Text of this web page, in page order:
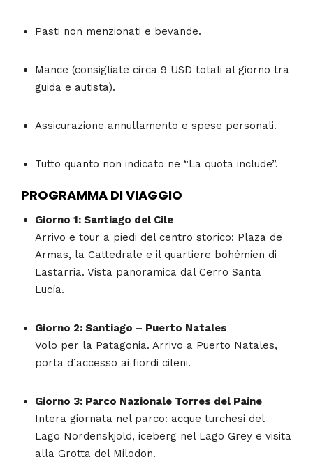
Pasti non menzionati e bevande.
Mance (consigliate circa 9 USD totali al giorno tra
guida e autista).
Assicurazione annullamento e spese personali.
Tutto quanto non indicato ne “La quota include”.
PROGRAMMA DI VIAGGIO
Giorno 1: Santiago del Cile
Arrivo e tour a piedi del centro storico: Plaza de
Armas, la Cattedrale e il quartiere bohémien di
Lastarria. Vista panoramica dal Cerro Santa
Lucía.
Giorno 2: Santiago – Puerto Natales
Volo per la Patagonia. Arrivo a Puerto Natales,
porta d’accesso ai fiordi cileni.
Giorno 3: Parco Nazionale Torres del Paine
Intera giornata nel parco: acque turchesi del
Lago Nordenskjold, iceberg nel Lago Grey e visita
alla Grotta del Milodon.